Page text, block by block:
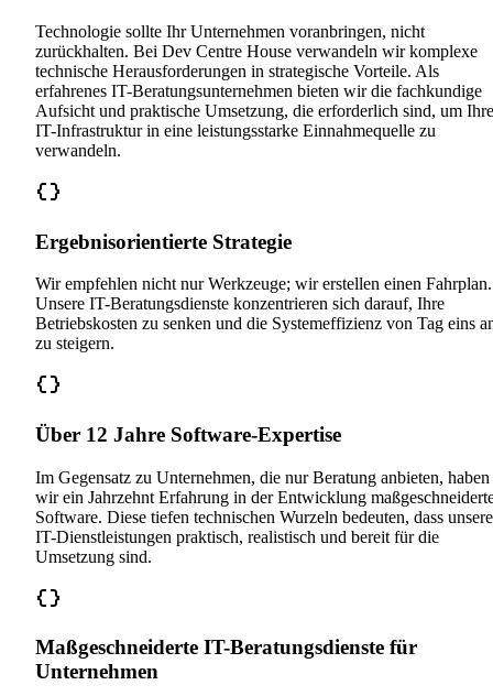
Technologie sollte Ihr Unternehmen voranbringen, nicht
zurückhalten. Bei Dev Centre House verwandeln wir komplexe
technische Herausforderungen in strategische Vorteile. Als
erfahrenes IT-Beratungsunternehmen bieten wir die fachkundige
Aufsicht und praktische Umsetzung, die erforderlich sind, um Ihre
IT-Infrastruktur in eine leistungsstarke Einnahmequelle zu
verwandeln.
Ergebnisorientierte Strategie
Wir empfehlen nicht nur Werkzeuge; wir erstellen einen Fahrplan.
Unsere IT-Beratungsdienste konzentrieren sich darauf, Ihre
Betriebskosten zu senken und die Systemeffizienz von Tag eins
zu steigern.
Über 12 Jahre Software-Expertise
Im Gegensatz zu Unternehmen, die nur Beratung anbieten, haben
wir ein Jahrzehnt Erfahrung in der Entwicklung
Software. Diese tiefen technischen Wurzeln bedeuten, dass unsere
IT-Dienstleistungen praktisch, realistisch und bereit für die
Umsetzung sind.
Maßgeschneiderte IT-Beratungsdienste für
Unternehmen